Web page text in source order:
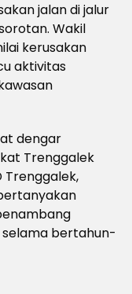
jalan di jalur
Wakil
kerusakan
aktivitas
dengar
Trenggalek
Trenggalek,
selama bertahun-